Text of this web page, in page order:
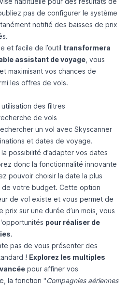
pas de configurer le système
notifié des baisses de prix
et facile de l’outil transformera
assistant de voyage , vous
maximisant vos chances de
les offres de vols.
des filtres
de vols
un vol avec Skyscanner
et dates de voyage.
possibilité d’adapter vos dates
donc la fonctionnalité innovante
pouvoir choisir la date la plus
votre budget. Cette option
de vol existe et vous permet de
prix sur une durée d’un mois, vous
pour réaliser de
.
pas de vous présenter des
! Explorez les multiples
pour affiner vos
la fonction "Compagnies aériennes